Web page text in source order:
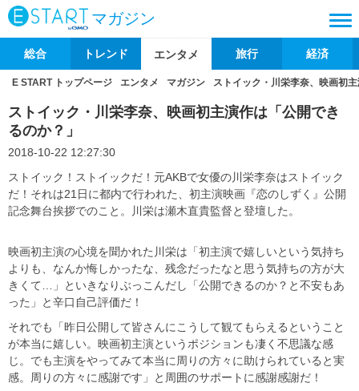
マガジン
総合 トレンド エンタメ 旅行 経済
E START トップページ エンタメ マガジン ストイック・川栄李奈、映画初
ストイック・川栄李奈、映画初主演作は「公開でき
るのか？」
2018-10-22 12:27:30
ストイック！ストイックだ！元AKBで女優の川栄李奈はストイック
だ！それは21日に都内で行われた、初主演映画『恋のしずく』公開
記念舞台挨拶でのこと。川栄は瀬木直貴監督と登壇した。
映画初主演の心境を聞かれた川栄は「初主演で嬉しいという気持ち
よりも、なんか悔しかったな、残念だったなと思う気持ちの方が大
きくて…」といきなりぶっこんだし「公開できるのか？と不安もあ
った」と辛口自己評価だ！
それでも「昨日公開して皆さんにこうして観てもらえるということ
が本当に嬉しい。映画初主演というポジションも凄く不思議な感
じ。でも主演をやってみて本当に周りの方々に助けられていると実
感。周りの方々に感謝です」と周囲のサポートに感謝感謝だ！